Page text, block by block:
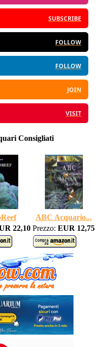
SUBSCRIBE
FOLLOW
FOLLOW
JOIN
VISIT
Consigliati
ABC Acquario...
22,10 Prezzo: EUR 12,75